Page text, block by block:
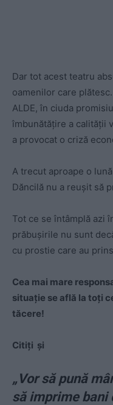
Dar tot acest teatru
oamenilor care
ALDE, în ciuda
îmbunătățire a calității
a provocat o criză
A trecut aproape o
Dăncilă nu a reușit să
Tot ce se întâmplă azi
prăbușirile nu sunt
cu prostie care au
Cea mai mare
situație se află la toți
tăcere!
Citiți și
„Vor să pună
să imprime bani